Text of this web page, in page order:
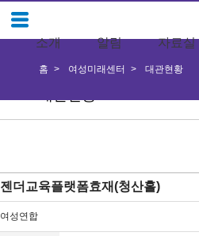
소개 알림 자료실
홈 여성미래센터 대관현황
젠더교육플랫폼효재(청산홀)
여성연합